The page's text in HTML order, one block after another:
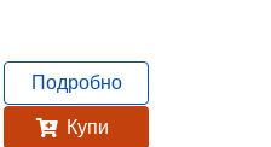
Подробно
Купи